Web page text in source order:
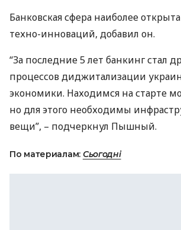
Банковская сфера наиболее
техно-инноваций, добавил он.
“За последние 5 лет банкинг стал
процессов диджитализации
экономики. Находимся на старте
но для этого необходимы
вещи”, – подчеркнул Пышный.
По материалам: Сьогодні